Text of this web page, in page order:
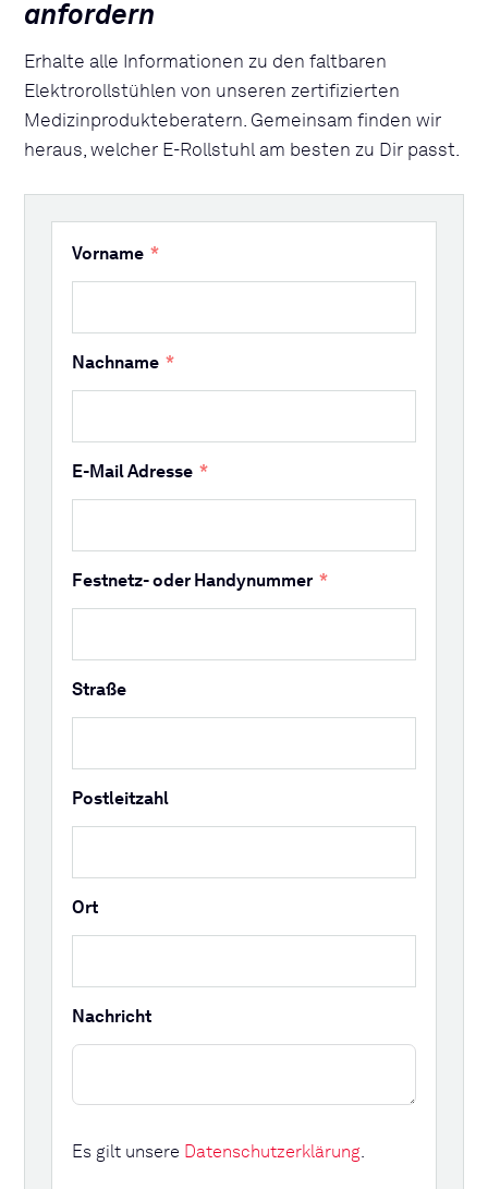
anfordern
Erhalte alle Informationen zu den faltbaren
Elektrorollstühlen von unseren zertifizierten
Medizinprodukteberatern. Gemeinsam finden wir
heraus, welcher E-Rollstuhl am besten zu Dir passt.
Vorname
Nachname
E-Mail Adresse
Festnetz- oder Handynummer
Straße
Postleitzahl
Ort
Nachricht
Es gilt unsere Datenschutzerklärung.